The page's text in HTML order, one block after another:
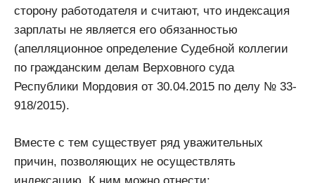
сторону работодателя и считают, что индексация
зарплаты не является его обязанностью
(апелляционное определение Судебной коллегии
по гражданским делам Верховного суда
Республики Мордовия от 30.04.2015 по делу № 33-
918/2015).
Вместе с тем существует ряд уважительных
причин, позволяющих не осуществлять